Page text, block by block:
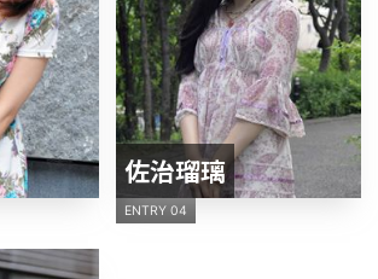
佐治瑠璃
ENTRY 04